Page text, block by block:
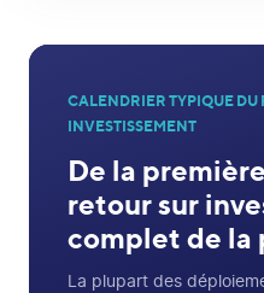
CALENDRIER TYPIQUE DU
INVESTISSEMENT
De la
retour sur
complet de la
La plupart des